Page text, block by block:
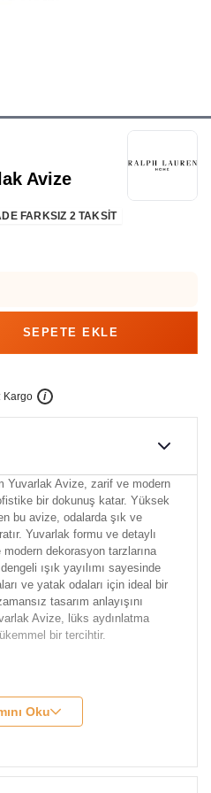
Avize
FARKSIZ 2 TAKSİT
Kargo i
Yuvarlak Avize, zarif ve modern
bir dokunuş katar. Yüksek
bu avize, odalarda şık ve
Yuvarlak formu ve detaylı
dekorasyon tarzlarına
ışık yayılımı sayesinde
ve yatak odaları için ideal bir
tasarım anlayışını
Avize, lüks aydınlatma
bir tercihtir.
Oku